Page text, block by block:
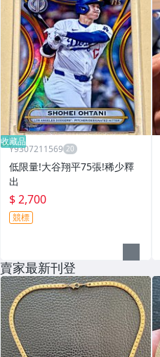
收藏品
Y9307211569
低限量!大谷翔平75張!稀少釋
出
$ 2,700
競標
賣家最新刊登